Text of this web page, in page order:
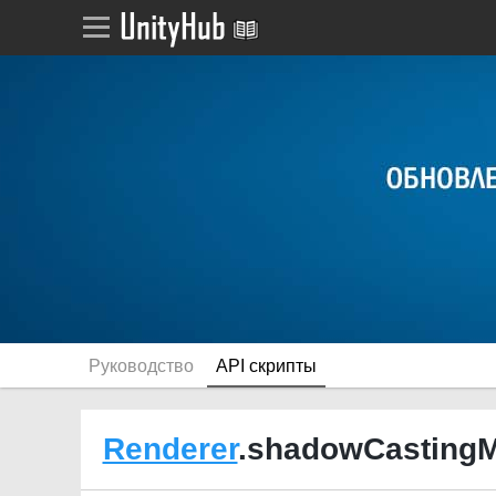
Руководство API скрипты
Renderer